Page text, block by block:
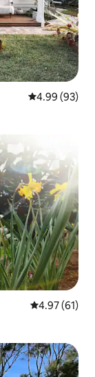
レビュー93
4.99 (93)
レビュー61
4.97 (61)